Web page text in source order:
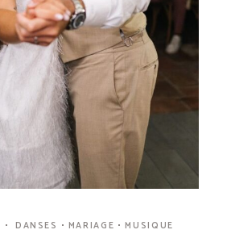
DANSES MARIAGE MUSIQUE